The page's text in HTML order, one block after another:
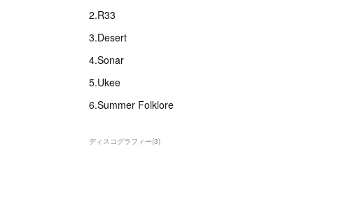
2.R33
3.Desert
4.Sonar
5.Ukee
6.Summer Folklore
ディスコグラフィー(3)